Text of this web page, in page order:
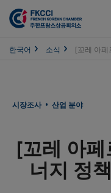
한국어 소식 [꼬레 아
시장조사 • 산업 분야
[꼬레 아
너지 정